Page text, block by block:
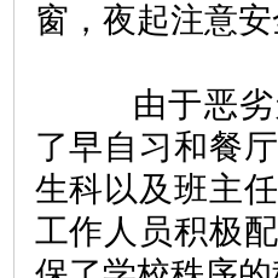
窗，夜起注意
了早自习和餐
生科以及班主
工作人员积极